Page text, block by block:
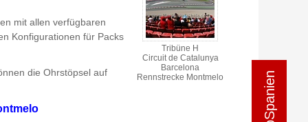
Tribüne H
Circuit de Catalunya
Barcelona
Rennstrecke Montmelo
mit allen verfügbaren
Konfigurationen für Packs
die Ohrstöpsel auf